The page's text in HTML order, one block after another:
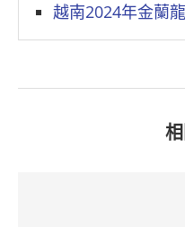
越南2024年金蘭